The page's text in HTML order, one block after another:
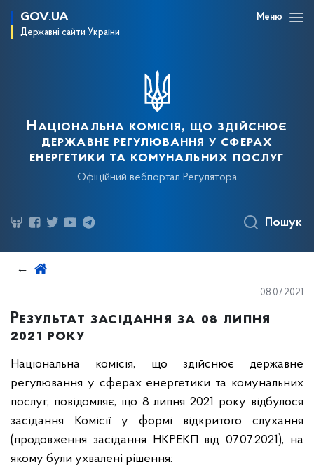
GOV.UA
Державні сайти України
Меню
Національна комісія, що здійснює
державне регулювання у сферах
енергетики та комунальних послуг
Офіційний вебпортал Регулятора
Пошук
08.07.2021
Результат засідання за 08 липня
2021 року
Національна комісія, що здійснює державне
регулювання у сферах енергетики та комунальних
послуг, повідомляє, що 8 липня 2021 року відбулося
засідання Комісії у формі відкритого слухання
(продовження засідання НКРЕКП від 07.07.2021), на
якому були ухвалені рішення: